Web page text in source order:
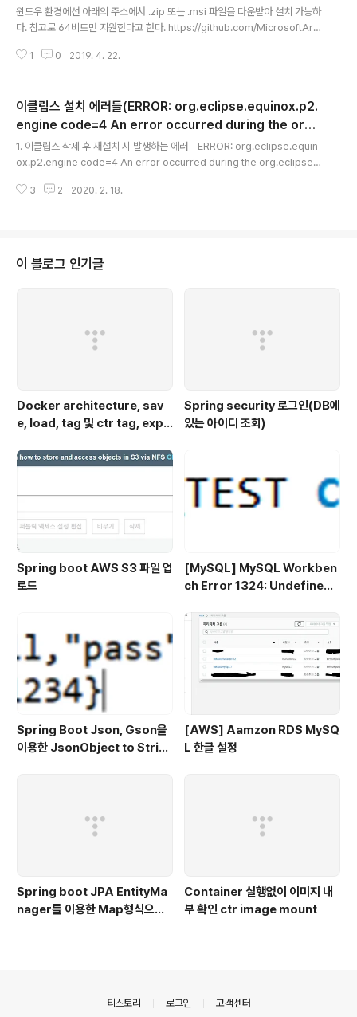
제이다. 최근에 알고리즘 문제 풀이에 취미가 생겨 문제를
열심히 푸는 중인데, Knapsack 알고리즘을 봐도 이해가
알고리즘과 똑같이 나왔다 ㄷㄷ. 주어진 개수 = n 주어진 ..
윈도우 환경에선 아래의 주소에서 .zip 또는 .msi 파일을 다운받아 설치 가능하
다. 참고로 64비트만 지원한다고 한다. https://github.com/MicrosoftArc
ry database that persists on disk. The data model is key-value, b
로 설치할 경우 C:\\Program Files\\Redis 이 경로에 ..
1 0 2019. 4. 22.
이클립스 설치 에러들(ERROR: org.eclipse.equinox.p2.
engine code=4 An error occurred during the org.
eclipse.equinox.internal.p2.engine.phases.Check
Trust phase, please choose another workspace a
1. 이클립스 삭제 후 재설치 시 발생하는 에러 - ERROR: org.eclipse.equin
ox.p2.engine code=4 An error occurred during the org.eclipse.e
lipse, .m2, .p2 폴더 삭제 2. 프로젝트 선택 시 발생하는 에러 - please cho
3 2 2020. 2. 18.
이 블로그 인기글
Docker architecture, sav
e, load, tag 및 ctr tag, expo
Spring security 로그인(DB에
있는 아이디 조회)
Spring boot AWS S3 파일 업
로드
[MySQL] MySQL Workben
ch Error 1324: Undefined
에러
Spring Boot Json, Gson을
이용한 JsonObject to Strin
[AWS] Aamzon RDS MySQ
L 한글 설정
Spring boot JPA EntityMa
nager를 이용한 Map형식으로
Container 실행없이 이미지 내
부 확인 ctr image mount
티스토리 로그인 고객센터